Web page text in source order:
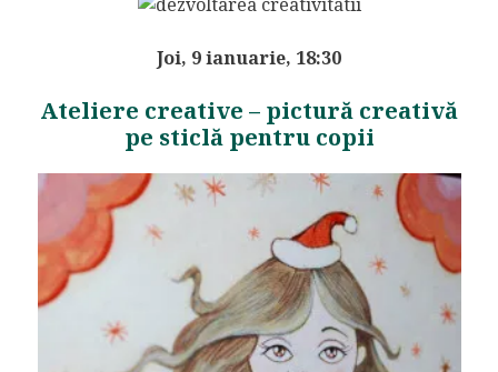
Joi, 9 ianuarie, 18:30
Ateliere creative – pictură creativă
pe sticlă pentru copii